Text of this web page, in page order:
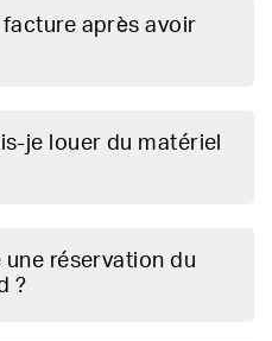
après avoir
je louer du matériel
réservation du
?